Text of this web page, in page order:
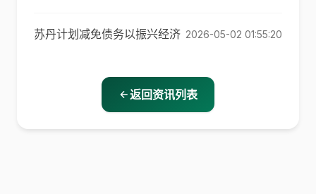
苏丹计划减免债务以振兴经济 2026-05-02 01:55:20
返回资讯列表